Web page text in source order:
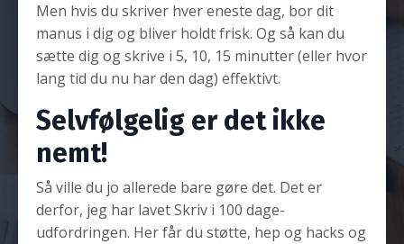
Men hvis du skriver hver eneste dag, bor dit
manus i dig og bliver holdt frisk. Og så kan du
sætte dig og skrive i 5, 10, 15 minutter (eller hvor
lang tid du nu har den dag) effektivt.
Selvfølgelig er det ikke
nemt!
Så ville du jo allerede bare gøre det. Det er
derfor, jeg har lavet Skriv i 100 dage-
udfordringen. Her får du støtte, hep og hacks og